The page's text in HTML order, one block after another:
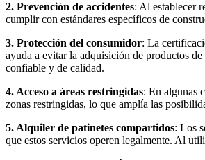
2. Prevención de accidentes: Al establecer
cumplir con estándares específicos de
3. Protección del consumidor: La
ayuda a evitar la adquisición de productos
confiable y de calidad.
4. Acceso a áreas restringidas: En algunas
zonas restringidas, lo que amplía las
5. Alquiler de patinetes compartidos: Los
que estos servicios operen legalmente. Al